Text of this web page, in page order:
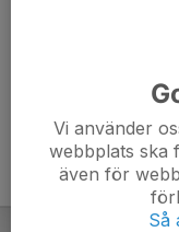
Vi använder
webbplats ska
även för
Så